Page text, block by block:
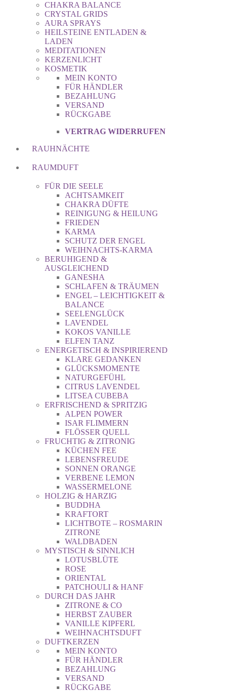
CHAKRA BALANCE
CRYSTAL GRIDS
AURA SPRAYS
HEILSTEINE ENTLADEN &
LADEN
MEDITATIONEN
KERZENLICHT
KOSMETIK
MEIN KONTO
FÜR HÄNDLER
BEZAHLUNG
VERSAND
RÜCKGABE
VERTRAG WIDERRUFEN
RAUHNÄCHTE
RAUMDUFT
FÜR DIE SEELE
ACHTSAMKEIT
CHAKRA DÜFTE
REINIGUNG & HEILUNG
FRIEDEN
KARMA
SCHUTZ DER ENGEL
WEIHNACHTS-KARMA
BERUHIGEND &
AUSGLEICHEND
GANESHA
SCHLAFEN & TRÄUMEN
ENGEL – LEICHTIGKEIT &
BALANCE
SEELENGLÜCK
LAVENDEL
KOKOS VANILLE
ELFEN TANZ
ENERGETISCH & INSPIRIEREND
KLARE GEDANKEN
GLÜCKSMOMENTE
NATURGEFÜHL
CITRUS LAVENDEL
LITSEA CUBEBA
ERFRISCHEND & SPRITZIG
ALPEN POWER
ISAR FLIMMERN
FLÖSSER QUELL
FRUCHTIG & ZITRONIG
KÜCHEN FEE
LEBENSFREUDE
SONNEN ORANGE
VERBENE LEMON
WASSERMELONE
HOLZIG & HARZIG
BUDDHA
KRAFTORT
LICHTBOTE – ROSMARIN
ZITRONE
WALDBADEN
MYSTISCH & SINNLICH
LOTUSBLÜTE
ROSE
ORIENTAL
PATCHOULI & HANF
DURCH DAS JAHR
ZITRONE & CO
HERBST ZAUBER
VANILLE KIPFERL
WEIHNACHTSDUFT
DUFTKERZEN
MEIN KONTO
FÜR HÄNDLER
BEZAHLUNG
VERSAND
RÜCKGABE